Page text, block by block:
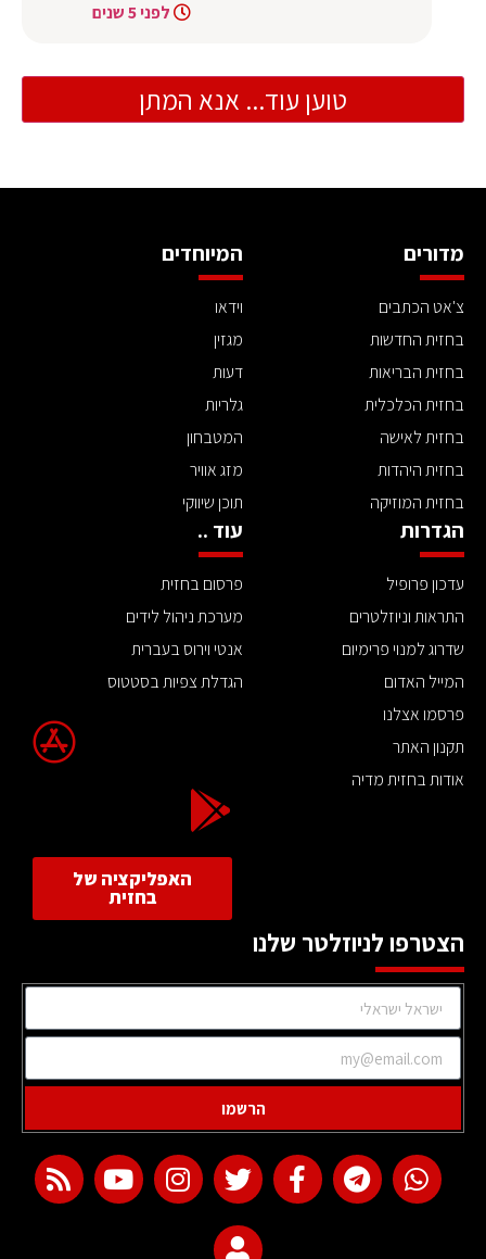
לפני 5 שנים
טוען עוד... אנא המתן
מדורים
צ'אט הכתבים
בחזית החדשות
בחזית הבריאות
בחזית הכלכלית
בחזית לאישה
בחזית היהדות
בחזית המוזיקה
המיוחדים
וידאו
מגזין
דעות
גלריות
המטבחון
מזג אוויר
תוכן שיווקי
הגדרות
עדכון פרופיל
התראות וניוזלטרים
שדרוג למנוי פרימיום
המייל האדום
פרסמו אצלנו
תקנון האתר
אודות בחזית מדיה
עוד ..
פרסום בחזית
מערכת ניהול לידים
אנטי וירוס בעברית
הגדלת צפיות בסטטוס
האפליקציה של
בחזית
הצטרפו לניוזלטר שלנו
הרשמו